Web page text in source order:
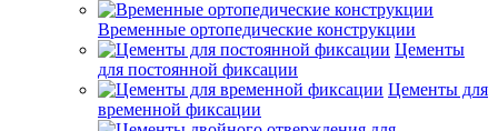
Временные ортопедические конструкции
Цементы
для постоянной фиксации
Цементы для
временной фиксации